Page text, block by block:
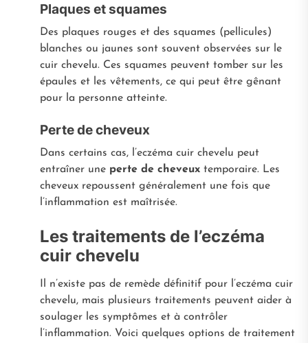
Plaques et squames
Des plaques rouges et des squames (pellicules)
blanches ou jaunes sont souvent observées sur le
cuir chevelu. Ces squames peuvent tomber sur les
épaules et les vêtements, ce qui peut être gênant
pour la personne atteinte.
Perte de cheveux
Dans certains cas, l’eczéma cuir chevelu peut
entraîner une perte de cheveuxtemporaire. Les
cheveux repoussent généralement une fois que
l’inflammation est maîtrisée.
Les traitements de l’eczéma
cuir chevelu
Il n’existe pas de remède définitif pour l’eczéma cuir
chevelu, mais plusieurs traitements peuvent aider à
soulager les symptômes et à contrôler
l’inflammation. Voici quelques options de traitement